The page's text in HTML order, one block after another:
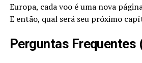
Europa, cada voo é uma nova
E então, qual será seu próximo
Perguntas Frequentes